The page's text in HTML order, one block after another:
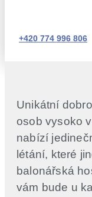
+420 774 996 806
Unikátní
osob vysoko
nabízí
létání, které
balonářská
vám bude u